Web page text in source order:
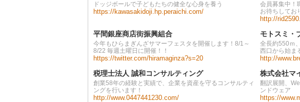
ドッジボールで子どもたちの健全な心身を養う
https://kawasakidoji.hp.peraichi.com/
会員募集中！
お待ちしてお
http://
平間銀座商店街振興組合
今年もひらまぎんざサマーフェスタを開催します！8/1～
8/22 毎週土曜日に開催！！
https://twitter.com/hiramaginza?s=20
モトスミ・
全長約550ｍ
西口から始ま
http://
税理士法人 誠和コンサルティング
創業58年の経験と実績で、企業を資産を守るコンサルティ
ングを行います！
http://www.0447441230.com/
株式会社マ
翻訳展開、
ンドウェア
https://